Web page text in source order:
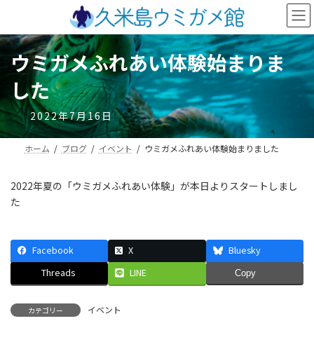
テ
ン
キ
ッ
プ
ゲ
ー
に
移
動
ウミガメふれあい体験始まりま
した
2022年7月16日
ホーム ブログ イベント ウミガメふれあい体験始まりました
2022年夏の「ウミガメふれあい体験」が本日よりスタートしまし
た
Facebook X
Bluesky
Threads
LINE Copy
カテゴリー イベント